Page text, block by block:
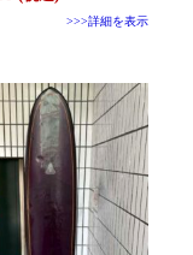
>>>詳細を表示